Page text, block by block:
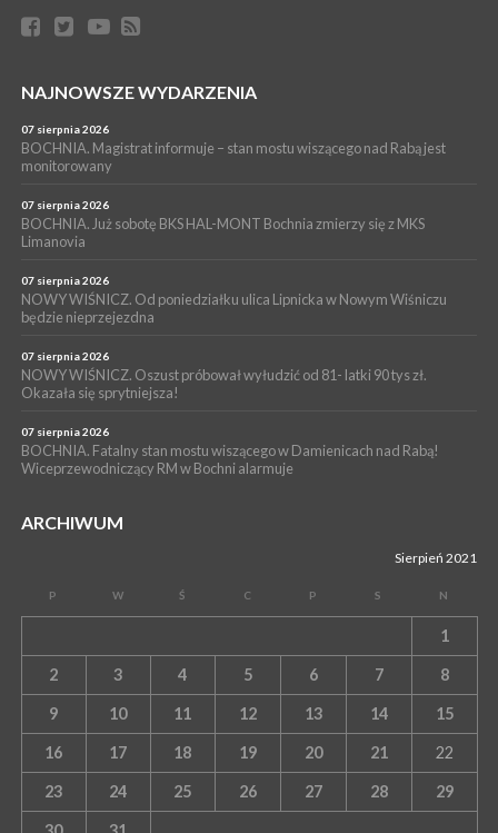
06 sierpnia 2026
BORZĘCIN. Już w najbliższy weekend XIX Borzęckie Święto
PIELGRZYMKA 2026
Z BOCHNI NA JASNĄ GÓRĘ. Drugi dzień wędrówki [ZDJĘCIA]
WYDARZENIA
NASZ NEWS. Powstał Komitet Ochrony Ładu
Przestrzennego Miasta Bochnia. To odpowiedź na działania
magistratu
NAJNOWSZE WYDARZENIA
07 sierpnia 2026
BOCHNIA. Magistrat informuje – stan mostu wiszącego nad Rabą jest
monitorowany
07 sierpnia 2026
BOCHNIA. Już sobotę BKS HAL-MONT Bochnia zmierzy się z MKS
Limanovia
07 sierpnia 2026
NOWY WIŚNICZ. Od poniedziałku ulica Lipnicka w Nowym Wiśniczu
będzie nieprzejezdna
07 sierpnia 2026
NOWY WIŚNICZ. Oszust próbował wyłudzić od 81- latki 90 tys zł.
Okazała się sprytniejsza!
07 sierpnia 2026
BOCHNIA. Fatalny stan mostu wiszącego w Damienicach nad Rabą!
Wiceprzewodniczący RM w Bochni alarmuje
ARCHIWUM
Sierpień 2021
P W Ś C P S N
1
2 3 4 5 6 7 8
9 10 11 12 13 14 15
16 17 18 19 20 21 22
23 24 25 26 27 28 29